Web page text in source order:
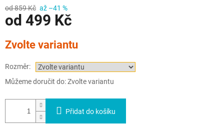
od 859 Kč až –41 %
od 499 Kč
cena:
Zvolte variantu
Rozměr:
Můžeme doručit do:Zvolte variantu
Přidat do košíku